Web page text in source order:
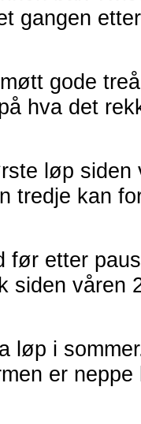
gangen
gode
hva det
løp siden
tredje kan
før etter
siden våren
løp i
er